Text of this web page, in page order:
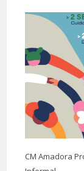
CM Amadora